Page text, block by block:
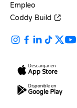
Empleo
Coddy Build
Descargar en
App Store
Disponible en
Google Play